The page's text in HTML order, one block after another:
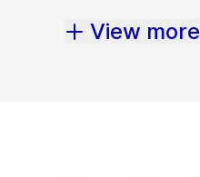
View more